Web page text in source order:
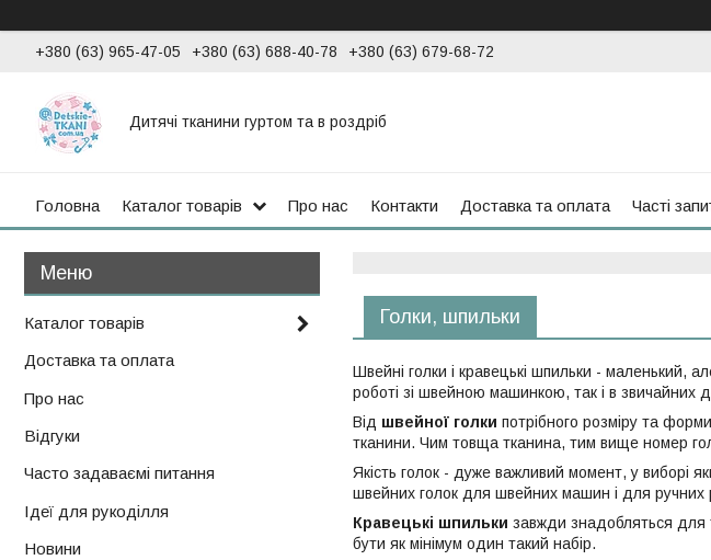
+380 (63) 965-47-05 +380 (63) 688-40-78 +380 (63) 679-68-72
Дитячі тканини гуртом та в роздріб
Головна Каталог товарів Про нас Контакти Доставка та оплата Часті
Голки, шпильки
Швейні голки і кравецькі шпильки - маленький,
роботі зі швейною машинкою, так і в звичайних
Від швейної голки потрібного розміру та
тканини. Чим товща тканина, тим вище номер
Якість голок - дуже важливий момент, у виборі
швейних голок для швейних машин і для ручних
Кравецькі шпильки завжди знадобляться для
бути як мінімум один такий набір.
Каталог товарів
Доставка та оплата
Про нас
Відгуки
Часто задаваємі питання
Ідеї для рукоділля
Новини